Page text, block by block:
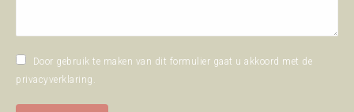
Door gebruik te maken van dit formulier gaat u akkoord met de
privacyverklaring .